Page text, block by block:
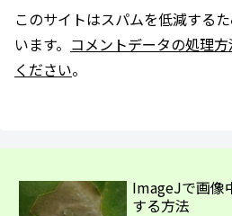
このサイトはスパムを低減する
います。 コメントデータの処理
ください。
ImageJで画像
する方法